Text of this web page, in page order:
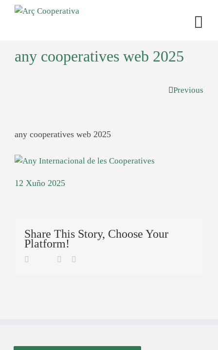
any cooperatives web 2025
Previous
any cooperatives web 2025
12 Xuño 2025
Share This Story, Choose Your
Platform!
Facebook
TwitterLinkedin